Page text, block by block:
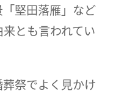
堅田落雁」など
とも言われてい
祭でよく見かけ